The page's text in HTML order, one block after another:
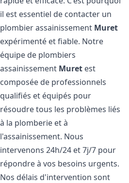
il est essentiel de contacter un
plombier assainissement Muret
expérimenté et fiable. Notre
équipe de plombiers
assainissement Muret est
composée de professionnels
qualifiés et équipés pour
résoudre tous les problèmes liés
à la plomberie et à
l'assainissement. Nous
intervenons 24h/24 et 7j/7 pour
répondre à vos besoins urgents.
Nos délais d'intervention sont